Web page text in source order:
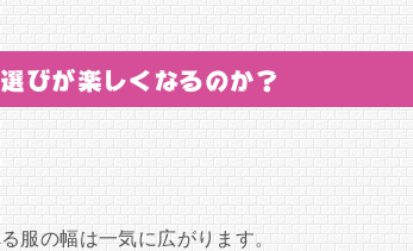
びが楽しくなるのか？
服の幅は一気に広がります。